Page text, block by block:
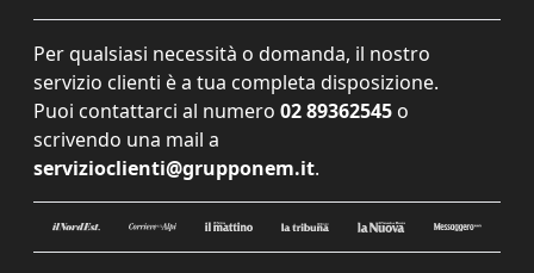
Per qualsiasi necessità o domanda, il nostro
servizio clienti è a tua completa disposizione.
Puoi contattarci al numero 02 89362545 o
scrivendo una mail a
servizioclienti@grupponem.it.